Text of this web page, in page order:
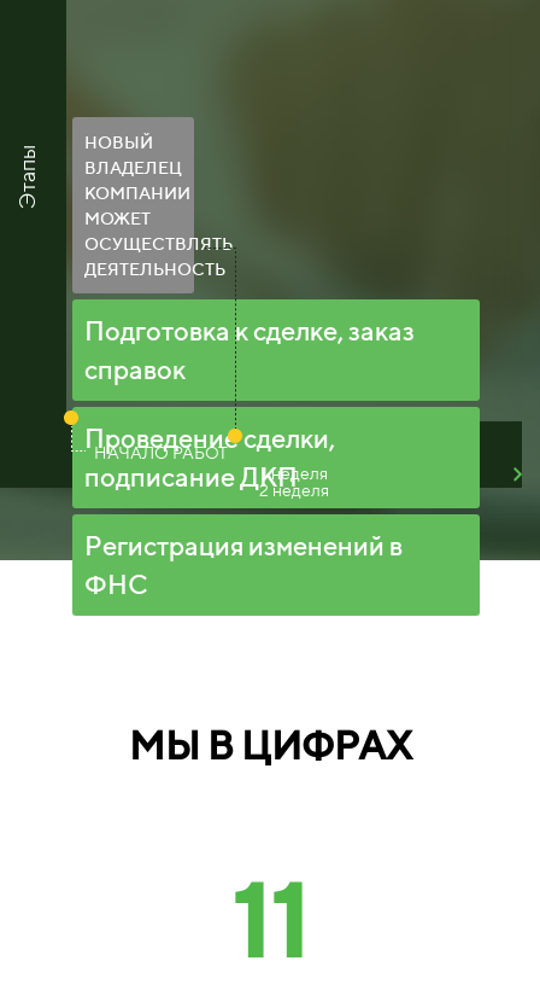
Этапы
НОВЫЙ
ВЛАДЕЛЕЦ
КОМПАНИИ
МОЖЕТ
ОСУЩЕСТВЛЯТЬ
ДЕЯТЕЛЬНОСТЬ
Подготовка к сделке, заказ
справок
Проведение сделки,
подписание ДКП
Регистрация изменений в
ФНС
НАЧАЛО РАБОТ
1 неделя
2 неделя
МЫ В ЦИФРАХ
11